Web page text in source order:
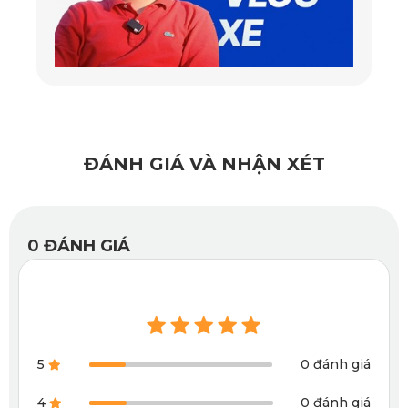
văn kim cương sang trọng, giúp tăng tính thẩm mỹ cho
không gian xe. Bên cạnh đó, hoa văn kim cương còn giúp
tạo độ ma sát cao, chống trơn trượt hiệu quả. Điều này rất
quan trọng khi bạn bước vào xe, đặc biệt trong điều kiện
Thảm sàn KATA 360 Fortuner 2017 được thiết kế chống
ĐÁNH GIÁ VÀ NHẬN XÉT
0 ĐÁNH GIÁ
5 0 đánh giá
4 0 đánh giá